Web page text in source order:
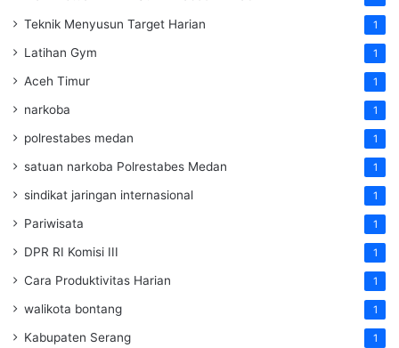
Teknik Menyusun Target Harian 1
Latihan Gym 1
Aceh Timur 1
narkoba 1
polrestabes medan 1
satuan narkoba Polrestabes Medan 1
sindikat jaringan internasional 1
Pariwisata 1
DPR RI Komisi III 1
Cara Produktivitas Harian 1
walikota bontang 1
Kabupaten Serang 1